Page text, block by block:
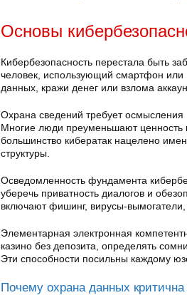
Основы
Кибербезопасность перестала быть
человек, использующий смартфон или
данных, кражи денег или взлома
Охрана сведений требует осмысления
Многие люди преуменьшают ценность
большинство кибератак нацелено
структуры.
Осведомленность фундамента
уберечь приватность диалогов и
включают фишинг, вирусы-
Элементарная электронная
казино без депозита, определять
Эти способности посильны каждому
Почему охрана данных